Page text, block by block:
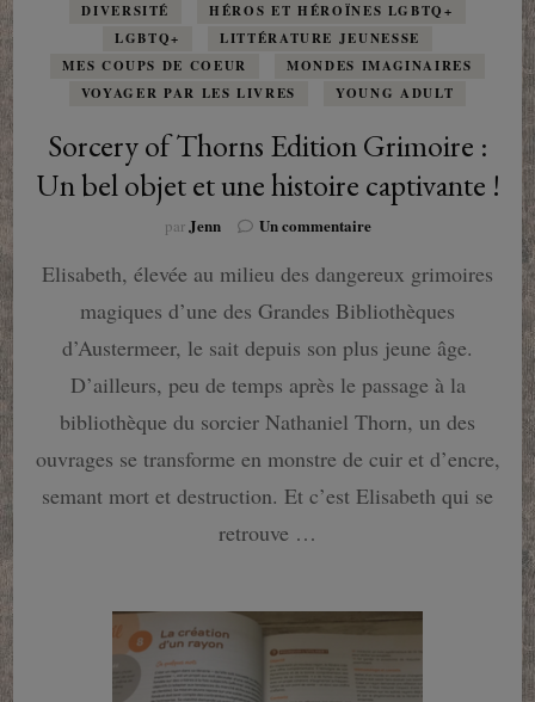
DIVERSITÉ
HÉROS ET HÉROÏNES LGBTQ+
LGBTQ+
LITTÉRATURE JEUNESSE
MES COUPS DE COEUR
MONDES IMAGINAIRES
VOYAGER PAR LES LIVRES
YOUNG ADULT
Sorcery of Thorns Edition Grimoire :
Un bel objet et une histoire captivante !
parJenn Un commentairesur
of
Edition
Grimoire
Un
bel
et
une
histoire
Elisabeth, élevée au milieu des dangereux grimoires
magiques d’une des Grandes Bibliothèques
d’Austermeer, le sait depuis son plus jeune âge.
D’ailleurs, peu de temps après le passage à la
bibliothèque du sorcier Nathaniel Thorn, un des
ouvrages se transforme en monstre de cuir et d’encre,
semant mort et destruction. Et c’est Elisabeth qui se
retrouve …